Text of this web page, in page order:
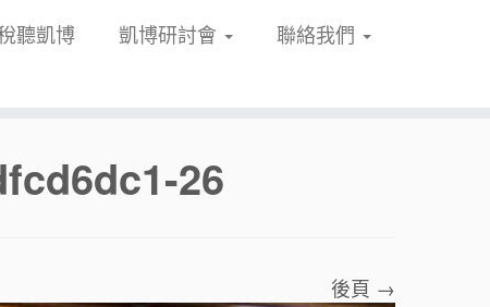
聽凱博 凱博研討會
聯絡我們
26
後頁 →